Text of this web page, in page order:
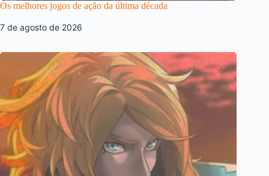
Os melhores jogos de ação da última década
7 de agosto de 2026